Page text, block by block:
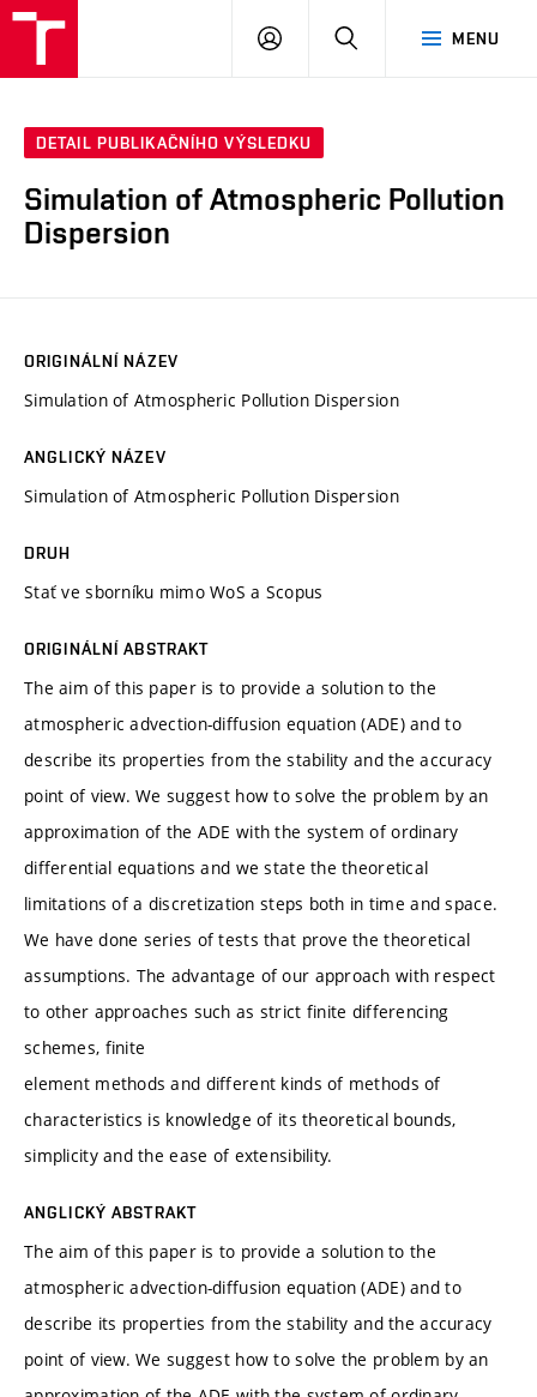
MENU
PŘIHLÁSIT
DETAIL PUBLIKAČNÍHO VÝSLEDKU
Simulation of Atmospheric Pollution
Dispersion
ORIGINÁLNÍ NÁZEV
Simulation of Atmospheric Pollution Dispersion
ANGLICKÝ NÁZEV
Simulation of Atmospheric Pollution Dispersion
DRUH
Stať ve sborníku mimo WoS a Scopus
ORIGINÁLNÍ ABSTRAKT
The aim of this paper is to provide a solution to the
atmospheric advection-diffusion equation (ADE) and to
describe its properties from the stability and the accuracy
point of view. We suggest how to solve the problem by an
approximation of the ADE with the system of ordinary
differential equations and we state the theoretical
limitations of a discretization steps both in time and space.
We have done series of tests that prove the theoretical
assumptions. The advantage of our approach with respect
to other approaches such as strict finite differencing
schemes, finite
element methods and different kinds of methods of
characteristics is knowledge of its theoretical bounds,
simplicity and the ease of extensibility.
ANGLICKÝ ABSTRAKT
The aim of this paper is to provide a solution to the
atmospheric advection-diffusion equation (ADE) and to
describe its properties from the stability and the accuracy
point of view. We suggest how to solve the problem by an